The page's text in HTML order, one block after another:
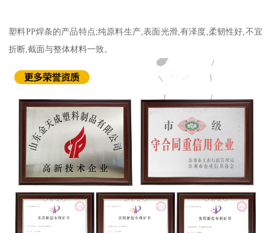
塑料PP焊条的产品特点;纯原料生产,表面光滑,有泽度,柔韧性好,不宜
折断,截面与整体材料一致。